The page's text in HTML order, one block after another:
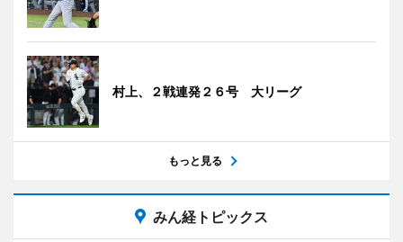
村上、２戦連発２６号 大リーグ
もっと見る
みん経トピックス